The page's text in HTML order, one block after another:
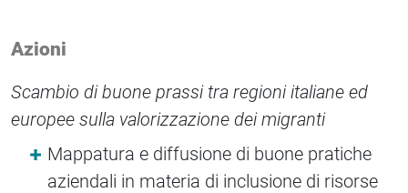
Azioni
Scambio di buone prassi tra regioni italiane ed
europee sulla valorizzazione dei migranti
Mappatura e diffusione di buone pratiche
aziendali in materia di inclusione di risorse